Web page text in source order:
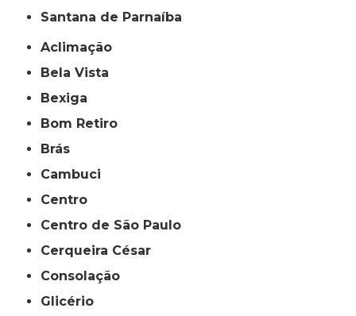
Santana de Parnaíba
Aclimação
Bela Vista
Bexiga
Bom Retiro
Brás
Cambuci
Centro
Centro de São Paulo
Cerqueira César
Consolação
Glicério